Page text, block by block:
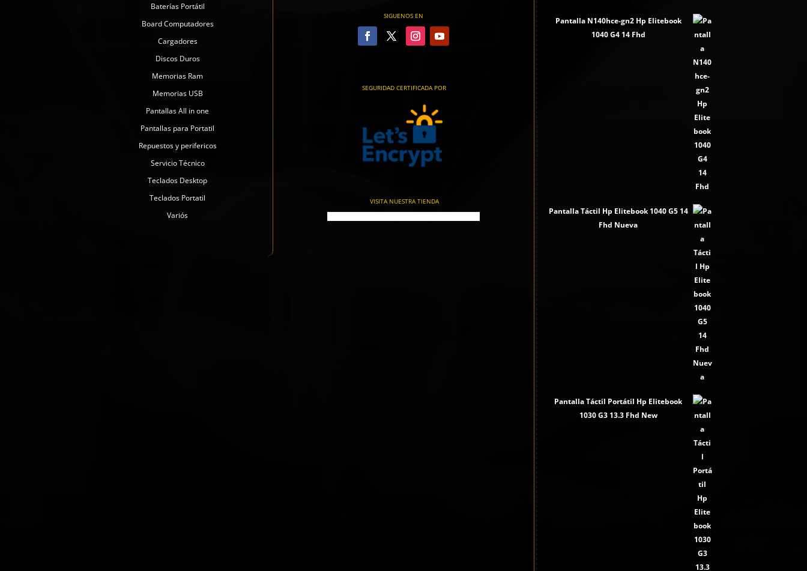
Baterías Portátil
Board Computadores
Cargadores
Discos Duros
Memorias Ram
Memorias USB
Pantallas All in one
Pantallas para Portatil
Repuestos y perifericos
Servicio Técnico
Teclados Desktop
Teclados Portatil
Variós
SIGUENOS EN
SEGURIDAD CERTIFICADA POR
VISITA NUESTRA TIENDA
Pantalla N140hce-gn2 Hp Elitebook
1040 G4 14 Fhd
Pantalla Táctil Hp Elitebook 1040 G5 14
Fhd Nueva
Pantalla Táctil Portátil Hp Elitebook
1030 G3 13.3 Fhd New